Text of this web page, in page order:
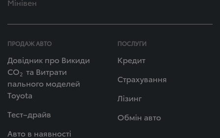
ПРОДАЖ АВТО
Довідник про Викиди
СО2 та Витрати
пального моделей
Toyota
Тест–драйв
Авто в наявності
ПОСЛУГИ
Кредит
Страхування
Лізинг
Обмін авто